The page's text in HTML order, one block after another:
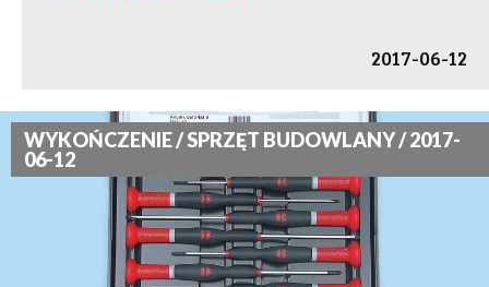
2017-06-12
WYKOŃCZENIE / SPRZĘT BUDOWLANY / 2017-
06-12